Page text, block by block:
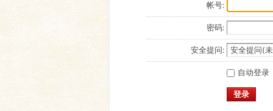
帐号:
密码:
安全提问:
自动登录
登录